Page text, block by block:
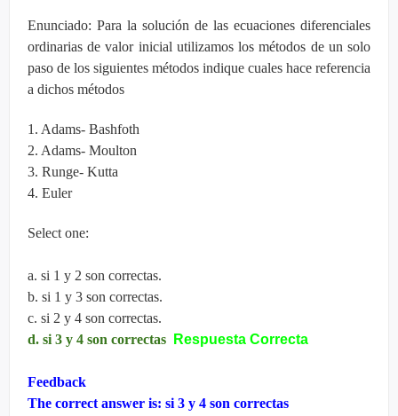
Enunciado: Para la solución de las ecuaciones diferenciales
ordinarias de valor inicial utilizamos los métodos de un solo
paso de los siguientes métodos indique cuales hace referencia
a dichos métodos
1. Adams- Bashfoth
2. Adams- Moulton
3. Runge- Kutta
4. Euler
Select one:
a. si 1 y 2 son correctas.
b. si 1 y 3 son correctas.
c. si 2 y 4 son correctas.
d. si 3 y 4 son correctas
Respuesta Correcta
Feedback
The correct answer is: si 3 y 4 son correctas